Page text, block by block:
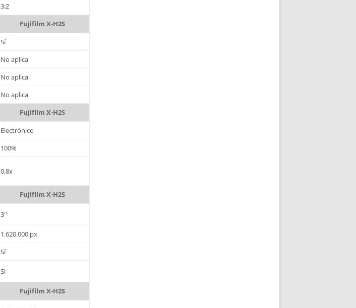
3:2
Fujifilm X-H2S
Sí
No aplica
No aplica
No aplica
Fujifilm X-H2S
Electrónico
100%
0,8x
Fujifilm X-H2S
3''
1.620.000 px
Sí
Sí
Fujifilm X-H2S